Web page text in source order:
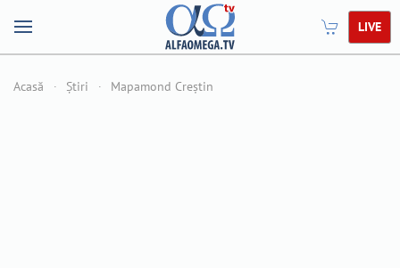
LIVE
Acasă Știri Mapamond Creștin